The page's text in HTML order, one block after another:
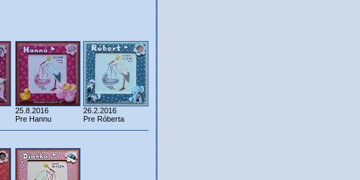
25.8.2016
Pre Hannu
26.2.2016
Pre Róberta